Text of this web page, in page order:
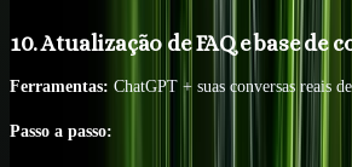
10. Atualização de FAQ e base de
Ferramentas: ChatGPT + suas conversas reais
Passo a passo: